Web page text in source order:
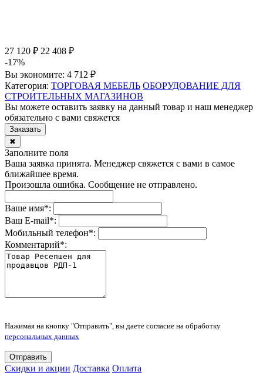
27 120 ₽ 22 408 ₽
-17%
Вы экономите: 4 712 ₽
Категория: ТОРГОВАЯ МЕБЕЛЬ ОБОРУДОВАНИЕ ДЛЯ
СТРОИТЕЛЬНЫХ МАГАЗИНОВ
Вы можете оставить заявку на данный товар и наш менеджер
обязательно с вами свяжется
Заказать
✖
Заполните поля
Ваша заявка принята. Менеджер свяжется с вами в самое
ближайшее время.
Произошла ошибка. Сообщение не отправлено.
Ваше имя*:
Ваш E-mail*:
Мобильный телефон*:
Комментарий*:
Нажимая на кнопку "Отправить", вы даете согласие на обработку
персональных данных
Отправить
Скидки и акции Доставка Оплата